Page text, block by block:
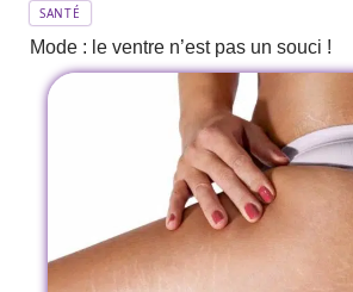
SANTÉ
Mode : le ventre n’est pas un souci !